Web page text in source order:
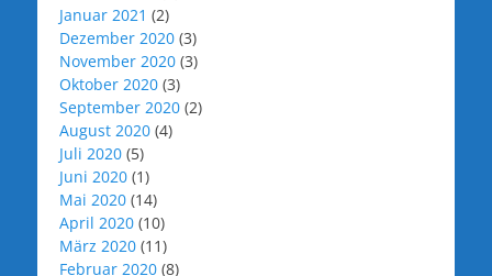
Januar 2021 (2)
Dezember 2020 (3)
November 2020 (3)
Oktober 2020 (3)
September 2020 (2)
August 2020 (4)
Juli 2020 (5)
Juni 2020 (1)
Mai 2020 (14)
April 2020 (10)
März 2020 (11)
Februar 2020 (8)